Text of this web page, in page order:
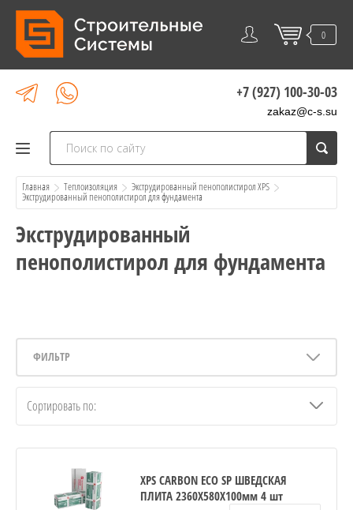
0
+7 (927) 100-30-03
zakaz@c-s.su
Главная Теплоизоляция Экструдированный пенополистирол XPS
Экструдированный пенополистирол для фундамента
Экструдированный
пенополистирол для фундамента
ФИЛЬТР
Сортировать по:
XPS CARBON ECO SP ШВЕДСКАЯ
ПЛИТА 2360Х580Х100мм 4 шт